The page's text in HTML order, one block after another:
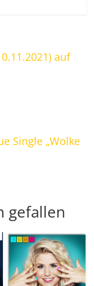
auf
Single „Wolke
gefallen